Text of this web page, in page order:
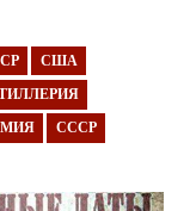
США
СССР